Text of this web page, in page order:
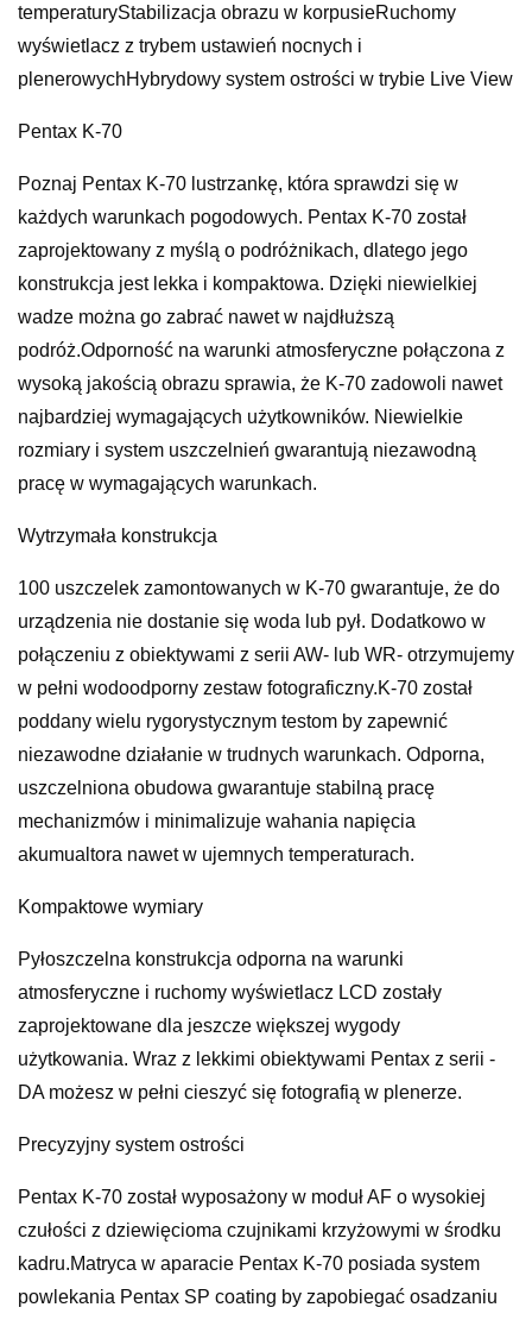
temperaturyStabilizacja obrazu w korpusieRuchomy
wyświetlacz z trybem ustawień nocnych i
plenerowychHybrydowy system ostrości w trybie Live View
Pentax K-70
Poznaj Pentax K-70 lustrzankę, która sprawdzi się w
każdych warunkach pogodowych. Pentax K-70 został
zaprojektowany z myślą o podróżnikach, dlatego jego
konstrukcja jest lekka i kompaktowa. Dzięki niewielkiej
wadze można go zabrać nawet w najdłuższą
podróż.Odporność na warunki atmosferyczne połączona z
wysoką jakością obrazu sprawia, że K-70 zadowoli nawet
najbardziej wymagających użytkowników. Niewielkie
rozmiary i system uszczelnień gwarantują niezawodną
pracę w wymagających warunkach.
Wytrzymała konstrukcja
100 uszczelek zamontowanych w K-70 gwarantuje, że do
urządzenia nie dostanie się woda lub pył. Dodatkowo w
połączeniu z obiektywami z serii AW- lub WR- otrzymujemy
w pełni wodoodporny zestaw fotograficzny.K-70 został
poddany wielu rygorystycznym testom by zapewnić
niezawodne działanie w trudnych warunkach. Odporna,
uszczelniona obudowa gwarantuje stabilną pracę
mechanizmów i minimalizuje wahania napięcia
akumualtora nawet w ujemnych temperaturach.
Kompaktowe wymiary
Pyłoszczelna konstrukcja odporna na warunki
atmosferyczne i ruchomy wyświetlacz LCD zostały
zaprojektowane dla jeszcze większej wygody
użytkowania. Wraz z lekkimi obiektywami Pentax z serii -
DA możesz w pełni cieszyć się fotografią w plenerze.
Precyzyjny system ostrości
Pentax K-70 został wyposażony w moduł AF o wysokiej
czułości z dziewięcioma czujnikami krzyżowymi w środku
kadru.Matryca w aparacie Pentax K-70 posiada system
powlekania Pentax SP coating by zapobiegać osadzaniu